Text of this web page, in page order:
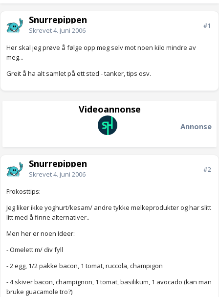
Snurrepippen
Skrevet4. juni 2006
#1
Her skal jeg prøve å følge opp meg selv mot noen kilo mindre av
meg...
Greit å ha alt samlet på ett sted - tanker, tips osv.
Videoannonse
Annonse
Snurrepippen
Skrevet4. juni 2006
#2
Frokosttips:
Jeg liker ikke yoghurt/kesam/ andre tykke melkeprodukter og har slitt
litt med å finne alternativer..
Men her er noen Ideer:
- Omelett m/ div fyll
- 2 egg, 1/2 pakke bacon, 1 tomat, ruccola, champigon
- 4 skiver bacon, champignon, 1 tomat, basilikum, 1 avocado (kan man
bruke guacamole tro?)